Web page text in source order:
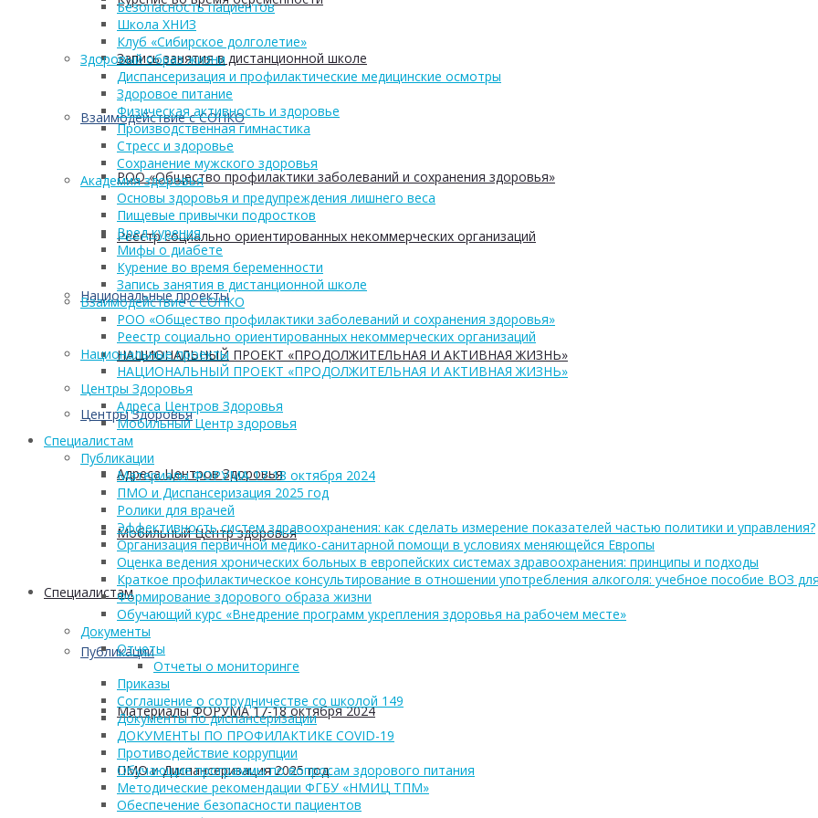
Запись занятия в дистанционной школе
Взаимодействие с СОНКО
РОО «Общество профилактики заболеваний и сохранения здоровья»
Реестр социально ориентированных некоммерческих организаций
Национальные проекты
НАЦИОНАЛЬНЫЙ ПРОЕКТ «ПРОДОЛЖИТЕЛЬНАЯ И АКТИВНАЯ ЖИЗНЬ»
Центры Здоровья
Адреса Центров Здоровья
Мобильный Центр здоровья
Cпециалистам
Публикации
Материалы ФОРУМА 17-18 октября 2024
ПМО и Диспансеризация 2025 год
Безопасность пациентов
Школа ХНИЗ
Клуб «Сибирское долголетие»
Здоровый образ жизни
Диспансеризация и профилактические медицинские осмотры
Здоровое питание
Физическая активность и здоровье
Производственная гимнастика
Стресс и здоровье
Сохранение мужского здоровья
Академия здоровья
Основы здоровья и предупреждения лишнего веса
Пищевые привычки подростков
Вред курения
Мифы о диабете
Курение во время беременности
Запись занятия в дистанционной школе
Взаимодействие с СОНКО
РОО «Общество профилактики заболеваний и сохранения здоровья»
Реестр социально ориентированных некоммерческих организаций
Национальные проекты
НАЦИОНАЛЬНЫЙ ПРОЕКТ «ПРОДОЛЖИТЕЛЬНАЯ И АКТИВНАЯ ЖИЗНЬ»
Центры Здоровья
Адреса Центров Здоровья
Мобильный Центр здоровья
Cпециалистам
Публикации
Материалы ФОРУМА 17-18 октября 2024
ПМО и Диспансеризация 2025 год
Ролики для врачей
Эффективность систем здравоохранения: как сделать измерение показателей частью политики и управления?
Организация первичной медико-санитарной помощи в условиях меняющейся Европы
Оценка ведения хронических больных в европейских системах здравоохранения: принципы и подходы
Краткое профилактическое консультирование в отношении употребления алкоголя: учебное пособие ВОЗ
Формирование здорового образа жизни
Обучающий курс «Внедрение программ укрепления здоровья на рабочем месте»
Документы
Отчеты
Отчеты о мониторинге
Приказы
Соглашение о сотрудничестве со школой 149
Документы по диспансеризации
ДОКУМЕНТЫ ПО ПРОФИЛАКТИКЕ COVID-19
Противодействие коррупции
Обучающие программы по вопросам здорового питания
Методические рекомендации ФГБУ «НМИЦ ТПМ»
Обеспечение безопасности пациентов